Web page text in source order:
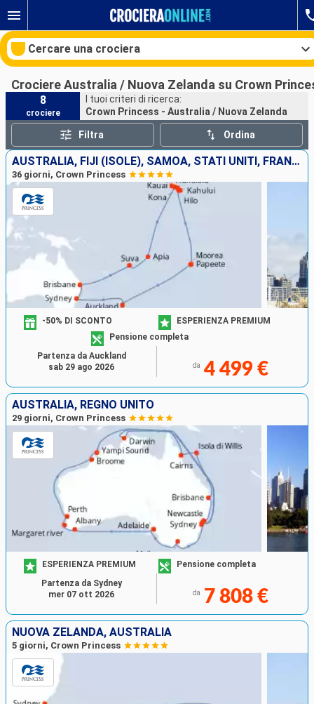
Cercare una crociera
Le nostre destinazioni
Mesi di partenza
Porti Compagnie
Ricerca
Crociere Australia / Nuova Zelanda su Crown
8
crociere
I tuoi criteri di ricerca:
Crown Princess - Australia / Nuova Zelanda
Filtra Ordina
AUSTRALIA, FIJI (ISOLE), SAMOA, STATI UNITI, FRANCIA, NUOVA ZELANDA
36 giorni, Crown Princess
-50% DI SCONTO
ESPERIENZA PREMIUM
Pensione completa
da 4 499 €
Partenza da Auckland
sab 29 ago 2026
AUSTRALIA, REGNO UNITO
29 giorni, Crown Princess
ESPERIENZA PREMIUM Pensione completa
da 7 808 €
Partenza da Sydney
mer 07 ott 2026
NUOVA ZELANDA, AUSTRALIA
5 giorni, Crown Princess